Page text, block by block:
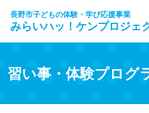
長野市子どもの体験・学び応援事業
みらいハッ！ケンプロジェ
習い事・体験プログ